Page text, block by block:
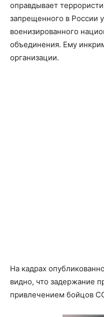
оправдывает
запрещенного в России
военизированного
объединения. Ему
организации.
На кадрах
видно, что задержание
привлечением бойцов